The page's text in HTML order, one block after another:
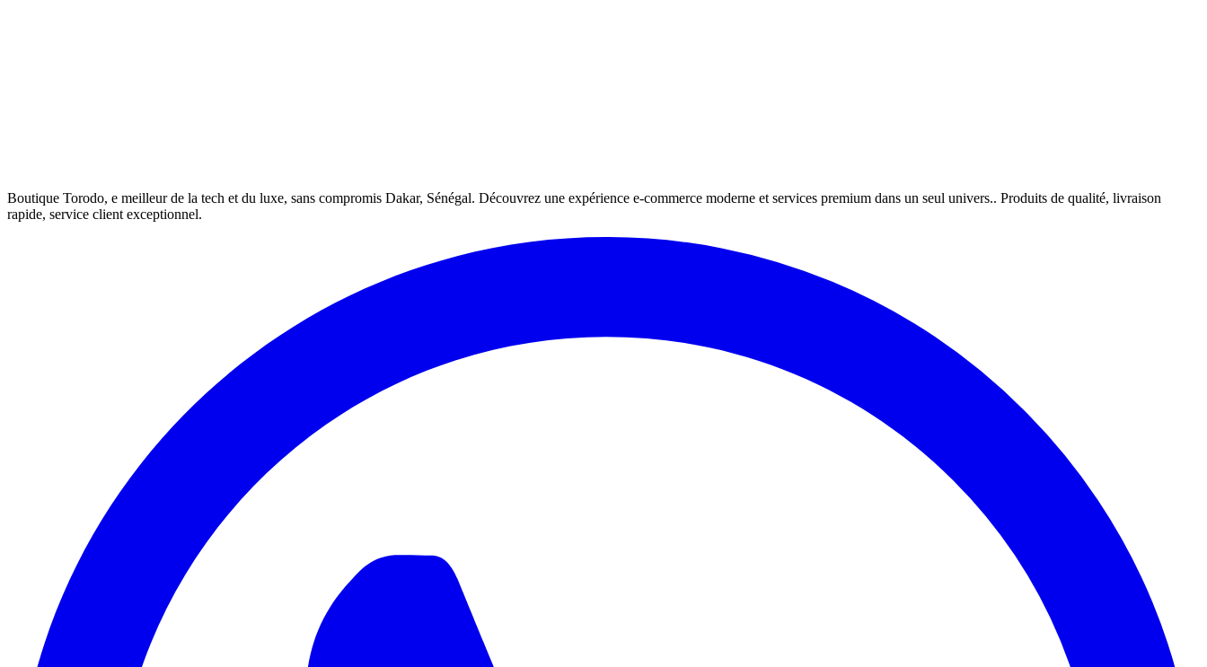
Boutique Torodo, e meilleur de la tech et du luxe, sans compromis Dakar, Sénégal. Découvrez une expérience e-commerce moderne et services premium dans un seul univers.. Produits de qualité, livraison
rapide, service client exceptionnel.